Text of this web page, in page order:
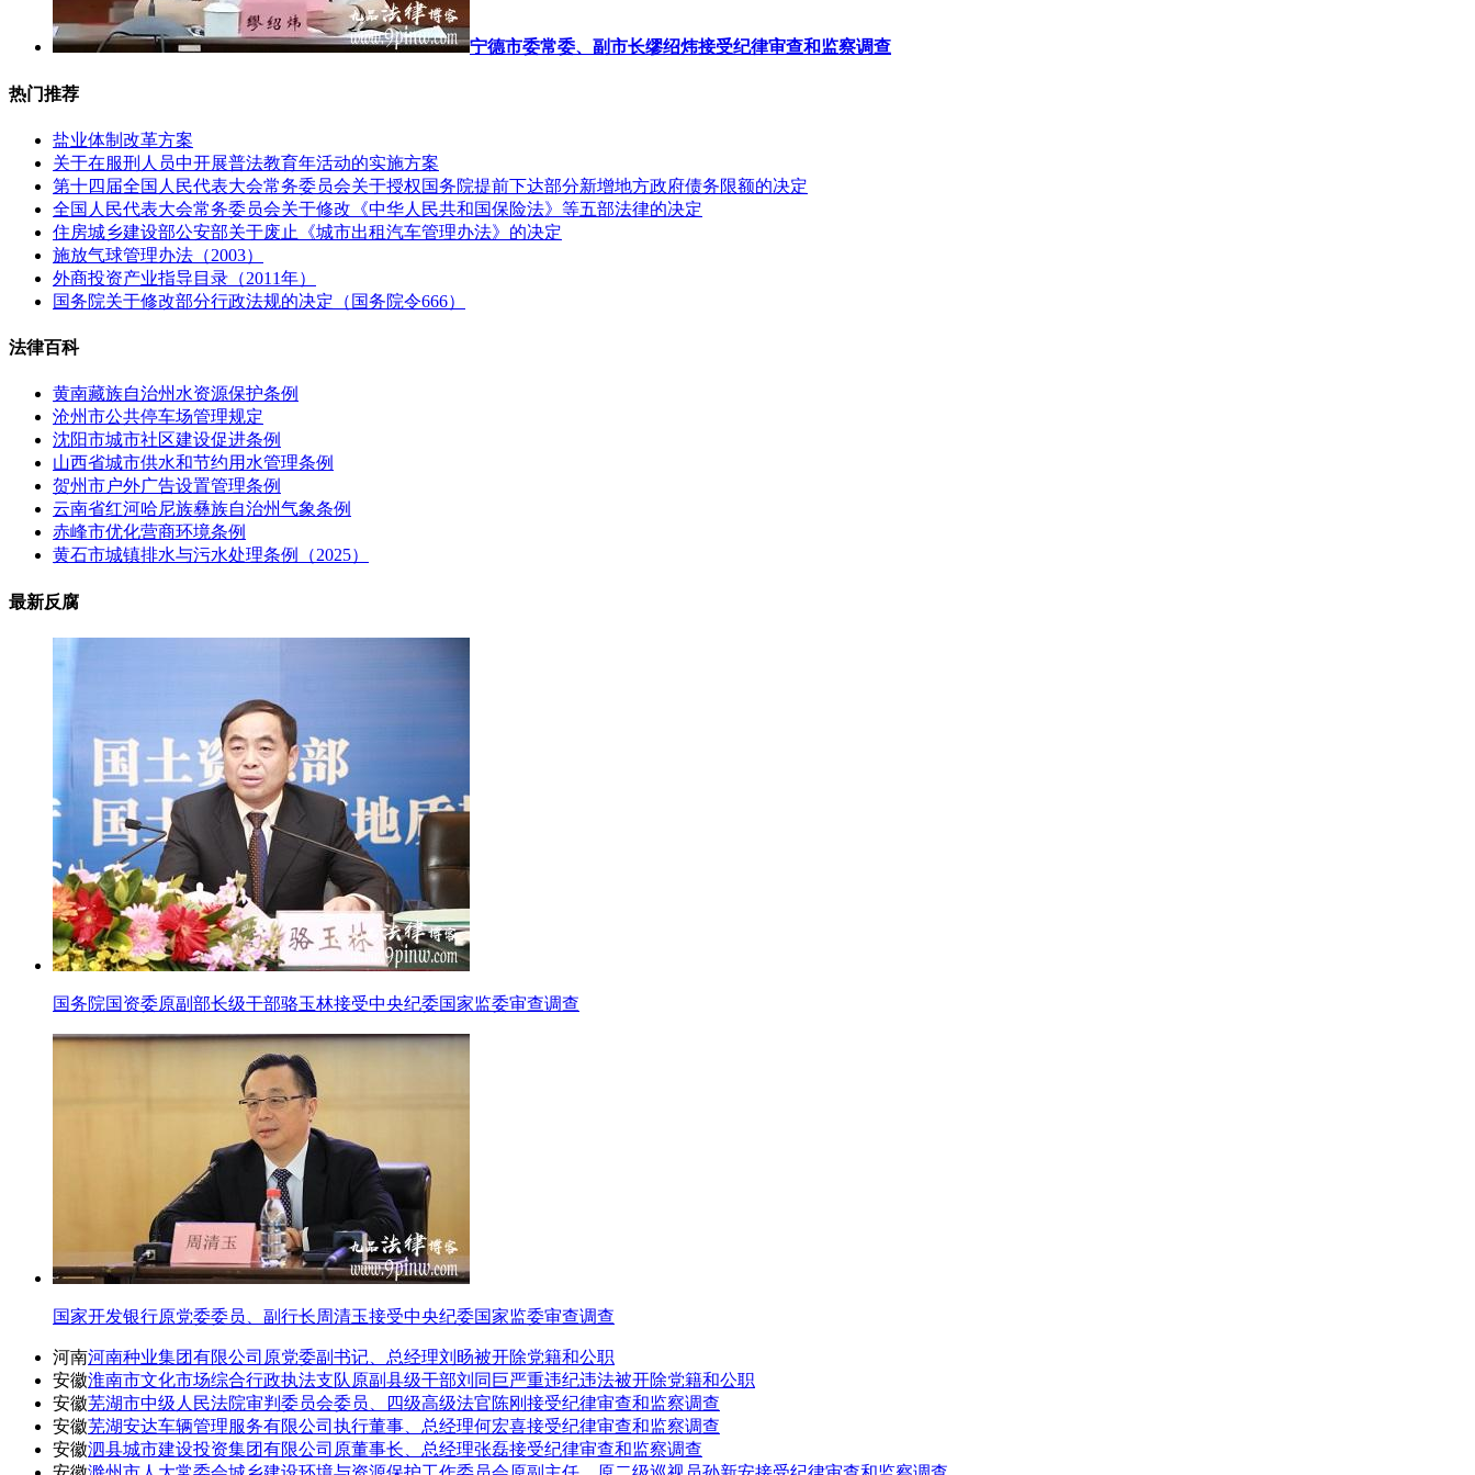
宁德市委常委、副市长缪绍炜接受纪律审查和监察调查
热门推荐
盐业体制改革方案
关于在服刑人员中开展普法教育年活动的实施方案
第十四届全国人民代表大会常务委员会关于授权国务院提前下达部分新增地方政府债务限额的决定
全国人民代表大会常务委员会关于修改《中华人民共和国保险法》等五部法律的决定
住房城乡建设部公安部关于废止《城市出租汽车管理办法》的决定
施放气球管理办法（2003）
外商投资产业指导目录（2011年）
国务院关于修改部分行政法规的决定（国务院令666）
法律百科
黄南藏族自治州水资源保护条例
沧州市公共停车场管理规定
沈阳市城市社区建设促进条例
山西省城市供水和节约用水管理条例
贺州市户外广告设置管理条例
云南省红河哈尼族彝族自治州气象条例
赤峰市优化营商环境条例
黄石市城镇排水与污水处理条例（2025）
最新反腐
国务院国资委原副部长级干部骆玉林接受中央纪委国家监委审查调查
国家开发银行原党委委员、副行长周清玉接受中央纪委国家监委审查调查
河南河南种业集团有限公司原党委副书记、总经理刘旸被开除党籍和公职
安徽淮南市文化市场综合行政执法支队原副县级干部刘同巨严重违纪违法被开除党籍和公职
安徽芜湖市中级人民法院审判委员会委员、四级高级法官陈刚接受纪律审查和监察调查
安徽芜湖安达车辆管理服务有限公司执行董事、总经理何宏喜接受纪律审查和监察调查
安徽泗县城市建设投资集团有限公司原董事长、总经理张磊接受纪律审查和监察调查